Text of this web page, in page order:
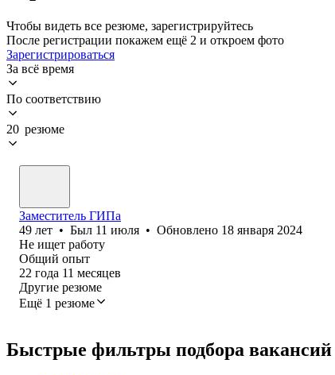
Чтобы видеть все резюме, зарегистрируйтесь
После регистрации покажем ещё 2 и откроем фото
Зарегистрироваться
За всё время
По соответствию
20 резюме
Заместитель ГИПа
49 лет • Был 11 июля • Обновлено 18 января 2024
Не ищет работу
Общий опыт
22 года 11 месяцев
Другие резюме
Ещё 1 резюме
Быстрые фильтры подбора вакансий